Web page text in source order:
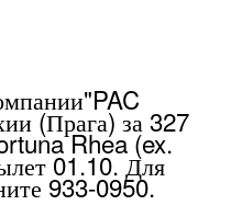
(Прага) за 327
Rhea (ex.
01.10. Для
933-0950.